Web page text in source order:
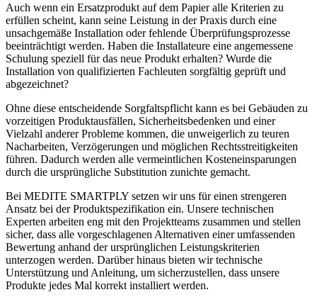
Auch wenn ein Ersatzprodukt auf dem Papier alle Kriterien zu
erfüllen scheint, kann seine Leistung in der Praxis durch eine
unsachgemäße Installation oder fehlende Überprüfungsprozesse
beeinträchtigt werden. Haben die Installateure eine angemessene
Schulung speziell für das neue Produkt erhalten? Wurde die
Installation von qualifizierten Fachleuten sorgfältig geprüft und
abgezeichnet?
Ohne diese entscheidende Sorgfaltspflicht kann es bei Gebäuden zu
vorzeitigen Produktausfällen, Sicherheitsbedenken und einer
Vielzahl anderer Probleme kommen, die unweigerlich zu teuren
Nacharbeiten, Verzögerungen und möglichen Rechtsstreitigkeiten
führen. Dadurch werden alle vermeintlichen Kosteneinsparungen
durch die ursprüngliche Substitution zunichte gemacht.
Bei MEDITE SMARTPLY setzen wir uns für einen strengeren
Ansatz bei der Produktspezifikation ein. Unsere technischen
Experten arbeiten eng mit den Projektteams zusammen und stellen
sicher, dass alle vorgeschlagenen Alternativen einer umfassenden
Bewertung anhand der ursprünglichen Leistungskriterien
unterzogen werden. Darüber hinaus bieten wir technische
Unterstützung und Anleitung, um sicherzustellen, dass unsere
Produkte jedes Mal korrekt installiert werden.